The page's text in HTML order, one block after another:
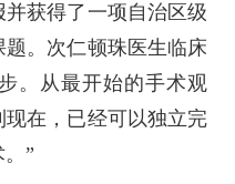
获得了一项自治区级
。次仁顿珠医生临床
。从最开始的手术观
在，已经可以独立完
”